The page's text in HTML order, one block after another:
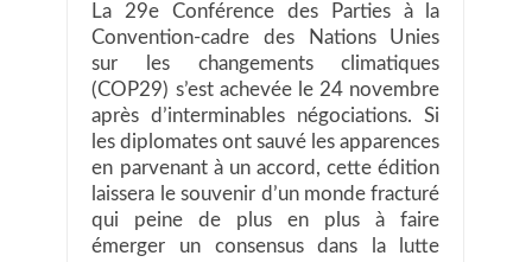
La 29e Conférence des Parties à la
Convention-cadre des Nations Unies
sur les changements climatiques
(COP29) s’est achevée le 24 novembre
après d’interminables négociations. Si
les diplomates ont sauvé les apparences
en parvenant à un accord, cette édition
laissera le souvenir d’un monde fracturé
qui peine de plus en plus à faire
émerger un consensus dans la lutte